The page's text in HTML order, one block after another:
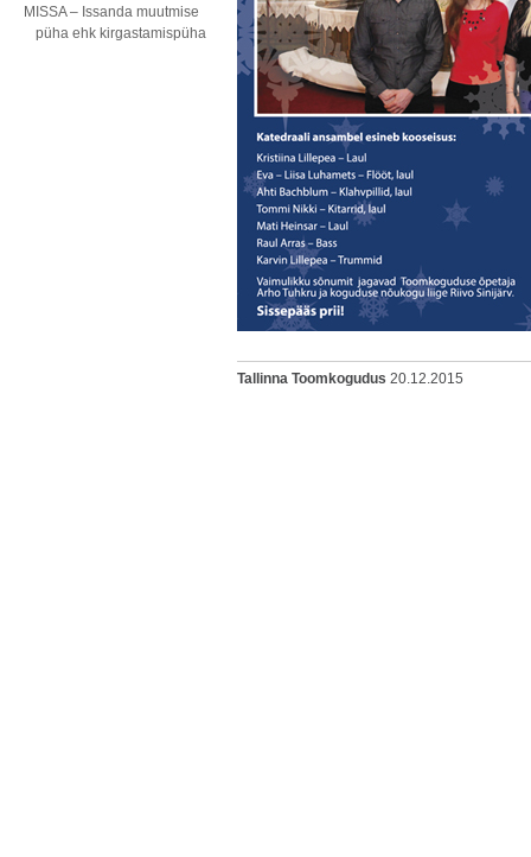
MISSA – Issanda muutmise
püha ehk kirgastamispüha
Tallinna Toomkogudus 20.12.2015